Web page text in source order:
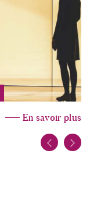
En savoir plus